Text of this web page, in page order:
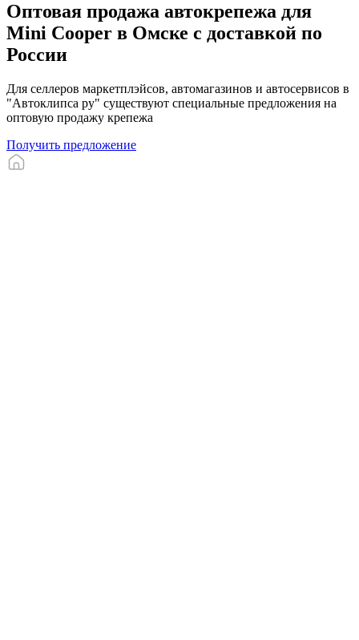
Оптовая продажа автокрепежа для
Mini Cooper в Омске с доставкой по
России
Для селлеров маркетплэйсов, автомагазинов и автосервисов в
"Автоклипса ру" существуют специальные предложения на
оптовую продажу крепежа
Получить предложение